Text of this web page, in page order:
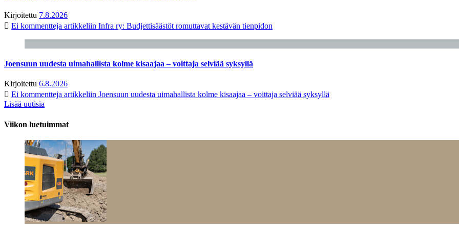
Kirjoitettu 7.8.2026
Ei kommentteja artikkeliin Infra ry: Budjettisäästöt romuttavat kestävän tienpidon
Joensuun uudesta uimahallista kolme kisaajaa – voittaja selviää syksyllä
Kirjoitettu 6.8.2026
Ei kommentteja artikkeliin Joensuun uudesta uimahallista kolme kisaajaa – voittaja selviää syksyllä
Lisää uutisia
Viikon luetuimmat